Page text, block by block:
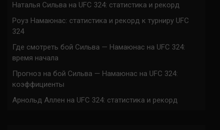
Наталья Сильва на UFC 324: статистика и рекорд
Роуз Намаюнас: статистика и рекорд к турниру UFC
324
Где смотреть бой Сильва — Намаюнас на UFC 324:
время начала
Прогноз на бой Сильва — Намаюнас на UFC 324:
коэффициенты
Арнольд Аллен на UFC 324: статистика и рекорд